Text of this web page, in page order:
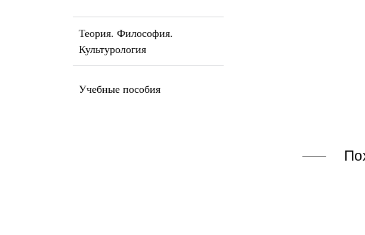
Теория. Философия.
Культурология
Учебные пособия